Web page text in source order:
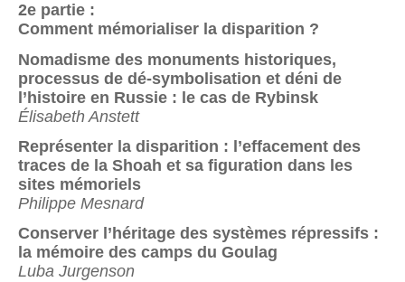
2e partie :
Comment mémorialiser la disparition ?
Nomadisme des monuments historiques,
processus de dé-symbolisation et déni de
l’histoire en Russie : le cas de Rybinsk
Élisabeth Anstett
Représenter la disparition : l’effacement des
traces de la Shoah et sa figuration dans les
sites mémoriels
Philippe Mesnard
Conserver l’héritage des systèmes répressifs :
la mémoire des camps du Goulag
Luba Jurgenson